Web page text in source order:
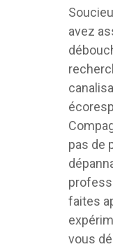
avez
pas de
faites
vous